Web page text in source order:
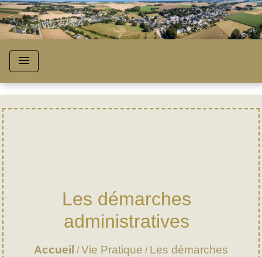
menu
Les démarches
administratives
Accueil /Vie Pratique / Les démarches